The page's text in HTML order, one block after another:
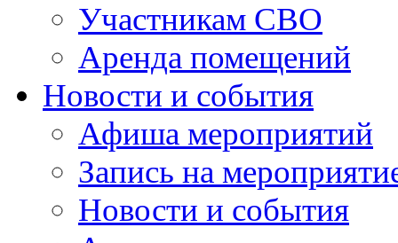
Участникам СВО
Аренда помещений
Новости и события
Афиша мероприятий
Запись на
Новости и события